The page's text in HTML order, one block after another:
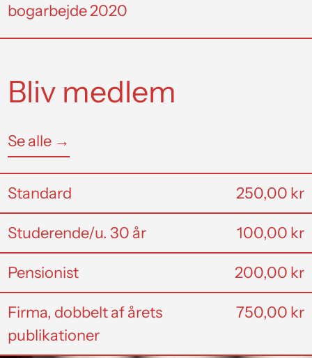
bogarbejde 2020
Bliv medlem
Se alle →
Standard 250,00 kr
Studerende/u. 30 år 100,00 kr
Pensionist 200,00 kr
Firma, dobbelt af årets
publikationer
750,00 kr